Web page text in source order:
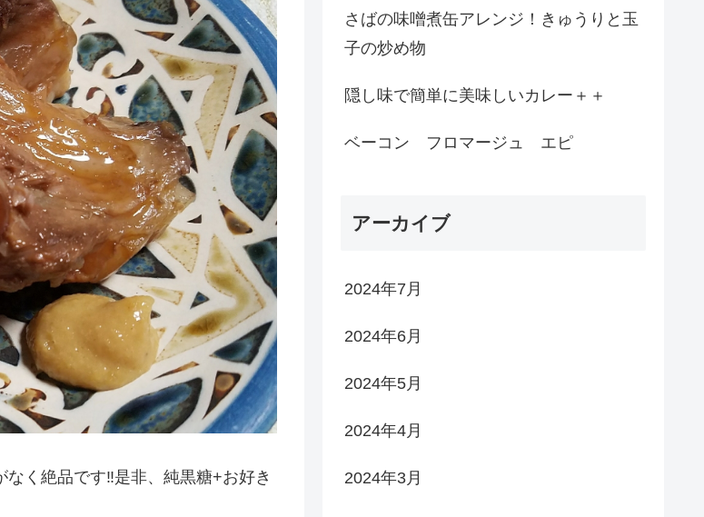
く絶品です‼是非、純黒糖+お好き
さばの味噌煮缶アレンジ！きゅうりと玉
子の炒め物
隠し味で簡単に美味しいカレー＋＋
ベーコン フロマージュ エピ
アーカイブ
2024年7月
2024年6月
2024年5月
2024年4月
2024年3月